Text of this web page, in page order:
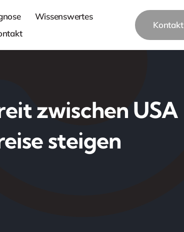
Wissenswertes
Kontakt
zwischen USA
steigen